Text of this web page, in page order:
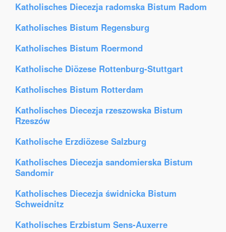
Katholisches Diecezja radomska Bistum Radom
Katholisches Bistum Regensburg
Katholisches Bistum Roermond
Katholische Diözese Rottenburg-Stuttgart
Katholisches Bistum Rotterdam
Katholisches Diecezja rzeszowska Bistum
Rzeszów
Katholische Erzdiözese Salzburg
Katholisches Diecezja sandomierska Bistum
Sandomir
Katholisches Diecezja świdnicka Bistum
Schweidnitz
Katholisches Erzbistum Sens-Auxerre